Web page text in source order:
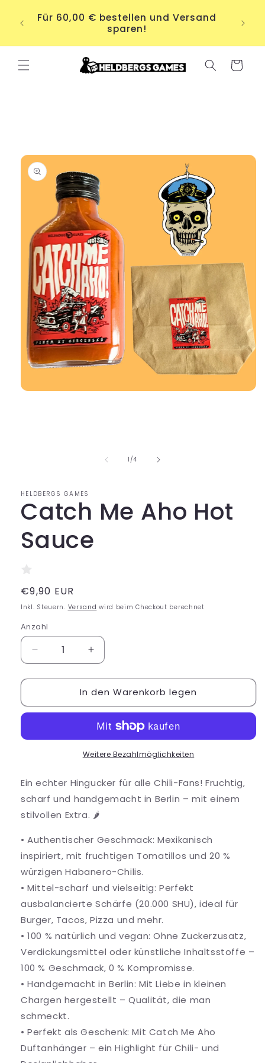
Inhalt
Für 60,00 € bestellen und Versand
sparen!
Warenkorb
1 /von
4
HELDBERGS GAMES
Catch Me Aho Hot
Sauce
Normaler
Preis
€9,90 EUR
Inkl. Steuern. Versand wird beim Checkout berechnet
Anzahl
Verringere
die
Menge
Catch
Hot
Erhöhe
die
Menge
für
Catch
Aho
Hot
Sauce
In den Warenkorb legen
Weitere Bezahlmöglichkeiten
Ein echter Hingucker für alle Chili-Fans! Fruchtig,
scharf und handgemacht in Berlin – mit einem
stilvollen Extra. 🌶️
• Authentischer Geschmack: Mexikanisch
inspiriert, mit fruchtigen Tomatillos und 20 %
würzigen Habanero-Chilis.
• Mittel-scharf und vielseitig: Perfekt
ausbalancierte Schärfe (20.000 SHU), ideal für
Burger, Tacos, Pizza und mehr.
• 100 % natürlich und vegan: Ohne Zuckerzusatz,
Verdickungsmittel oder künstliche Inhaltsstoffe –
100 % Geschmack, 0 % Kompromisse.
• Handgemacht in Berlin: Mit Liebe in kleinen
Chargen hergestellt – Qualität, die man
schmeckt.
• Perfekt als Geschenk: Mit Catch Me Aho
Duftanhänger – ein Highlight für Chili- und